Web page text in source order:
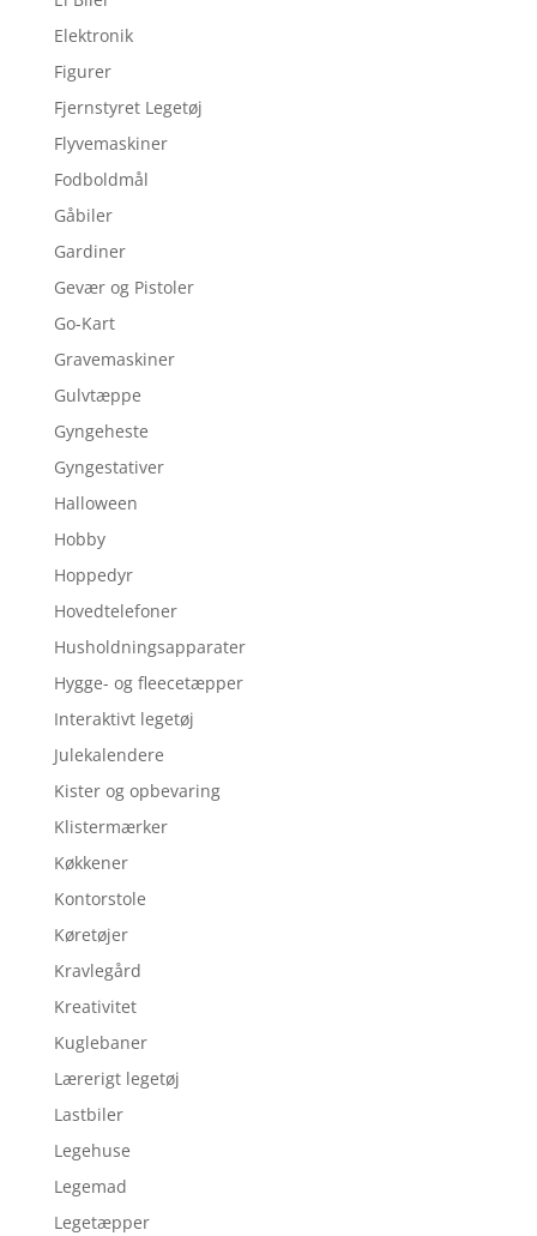
Elektronik
Figurer
Fjernstyret Legetøj
Flyvemaskiner
Fodboldmål
Gåbiler
Gardiner
Gevær og Pistoler
Go-Kart
Gravemaskiner
Gulvtæppe
Gyngeheste
Gyngestativer
Halloween
Hobby
Hoppedyr
Hovedtelefoner
Husholdningsapparater
Hygge- og fleecetæpper
Interaktivt legetøj
Julekalendere
Kister og opbevaring
Klistermærker
Køkkener
Kontorstole
Køretøjer
Kravlegård
Kreativitet
Kuglebaner
Lærerigt legetøj
Lastbiler
Legehuse
Legemad
Legetæpper